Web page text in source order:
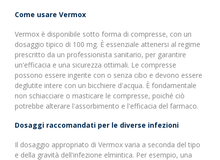
Come usare Vermox
Vermox è disponibile sotto forma di compresse, con un
dosaggio tipico di 100 mg. È essenziale attenersi al regime
prescritto da un professionista sanitario, per garantire
un'efficacia e una sicurezza ottimali. Le compresse
possono essere ingerite con o senza cibo e devono essere
deglutite intere con un bicchiere d'acqua. È fondamentale
non schiacciare o masticare le compresse, poiché ciò
potrebbe alterare l'assorbimento e l'efficacia del farmaco.
Dosaggi raccomandati per le diverse infezioni
Il dosaggio appropriato di Vermox varia a seconda del tipo
e della gravità dell'infezione elmintica. Per esempio, una